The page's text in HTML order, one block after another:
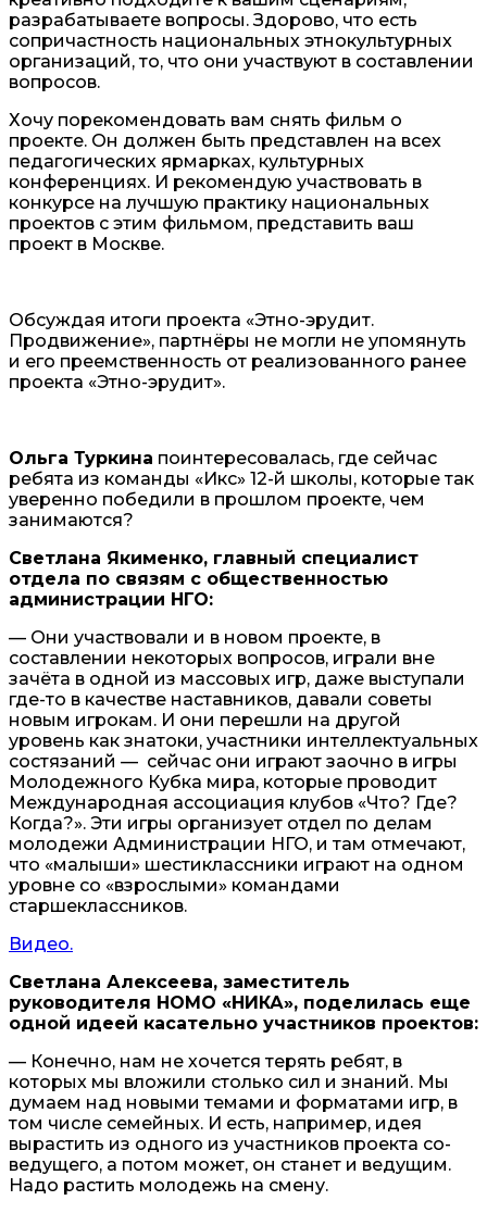
разрабатываете вопросы. Здорово, что есть
сопричастность национальных этнокультурных
организаций, то, что они участвуют в составлении
вопросов.
Хочу порекомендовать вам снять фильм о
проекте. Он должен быть представлен на всех
педагогических ярмарках, культурных
конференциях. И рекомендую участвовать в
конкурсе на лучшую практику национальных
проектов с этим фильмом, представить ваш
проект в Москве.
Обсуждая итоги проекта «Этно-эрудит.
Продвижение», партнёры не могли не упомянуть
и его преемственность от реализованного ранее
проекта «Этно-эрудит».
Ольга Туркина поинтересовалась, где сейчас
ребята из команды «Икс» 12-й школы, которые так
уверенно победили в прошлом проекте, чем
занимаются?
Светлана Якименко, главный специалист
отдела по связям с общественностью
администрации НГО:
— Они участвовали и в новом проекте, в
составлении некоторых вопросов, играли вне
зачёта в одной из массовых игр, даже выступали
где-то в качестве наставников, давали советы
новым игрокам. И они перешли на другой
уровень как знатоки, участники интеллектуальных
состязаний — сейчас они играют заочно в игры
Молодежного Кубка мира, которые проводит
Международная ассоциация клубов «Что? Где?
Когда?». Эти игры организует отдел по делам
молодежи Администрации НГО, и там отмечают,
что «малыши» шестиклассники играют на одном
уровне со «взрослыми» командами
старшеклассников.
Видео.
Светлана Алексеева, заместитель
руководителя НОМО «НИКА», поделилась еще
одной идеей касательно участников проектов:
— Конечно, нам не хочется терять ребят, в
которых мы вложили столько сил и знаний. Мы
думаем над новыми темами и форматами игр, в
том числе семейных. И есть, например, идея
вырастить из одного из участников проекта со-
ведущего, а потом может, он станет и ведущим.
Надо растить молодежь на смену.